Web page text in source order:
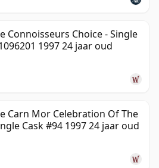
Connoisseurs Choice - Single
1997 24 jaar oud
Carn Mor Celebration Of The
Cask #94 1997 24 jaar oud